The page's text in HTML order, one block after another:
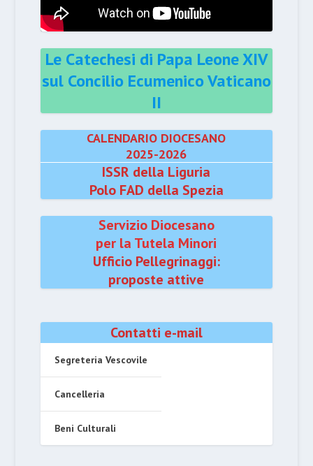
Le Catechesi di Papa Leone XIV
sul Concilio Ecumenico Vaticano
II
CALENDARIO DIOCESANO
2025-2026
ISSR della Liguria
Polo FAD della Spezia
Servizio Diocesano
per la Tutela Minori
Ufficio Pellegrinaggi:
proposte attive
Contatti e-mail
Segreteria Vescovile
Cancelleria
Beni Culturali